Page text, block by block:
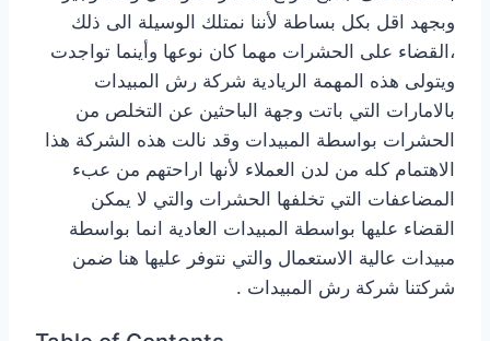
وبجهد اقل بكل بساطة لأننا نمتلك الوسيلة الى ذلك
،القضاء على الحشرات مهما كان نوعها وأينما تواجدت
ويتولى هذه المهمة الريادية شركة رش المبيدات
بالامارات التي باتت وجهة الباحثين عن التخلص من
الحشرات بواسطة المبيدات وقد نالت هذه الشركة هذا
الاهتمام كله من لدن العملاء لأنها اراحتهم من عبء
المضاعفات التي تخلفها الحشرات والتي لا يمكن
القضاء عليها بواسطة المبيدات العادية انما بواسطة
مبيدات عالية الاستعمال والتي نتوفر عليها هنا ضمن
شركتنا شركة رش المبيدات .